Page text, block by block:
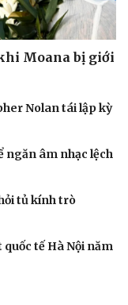
Moana bị giới
Nolan tái lập kỳ
ngăn âm nhạc lệch
tủ kính trò
tế Hà Nội năm